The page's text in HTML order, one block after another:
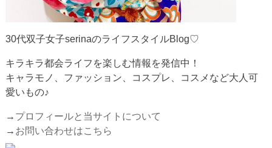
30代双子女子serinaのライフスタイルBlog♡
キラキラ都会ライフを楽しむ情報を発信中！
キャラモノ、ファッション、コスプレ、コスメなど大人可
愛いもの♪
→ プロフィールと当サイトについて
→ お問い合わせはこちら